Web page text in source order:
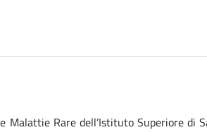
Rare dell’Istituto Superiore di